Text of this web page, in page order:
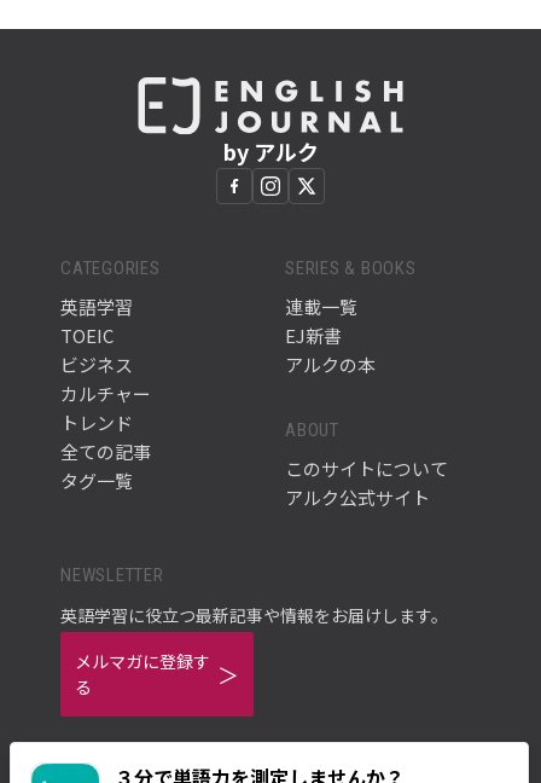
３分で単語力を測定しませんか？
by アルク
CATEGORIES
英語学習
TOEIC
ビジネス
カルチャー
トレンド
全ての記事
タグ一覧
SERIES & BOOKS
連載一覧
EJ新書
アルクの本
ABOUT
このサイトについて
アルク公式サイト
NEWSLETTER
英語学習に役立つ最新記事や情報をお届けします。
メルマガに登録す
る